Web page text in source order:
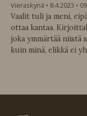
Vieraskynä 8.4.2023
Vaalit tuli ja meni,
ottaa kantaa.
joka ymmärtää niistä
kuin minä, elikkä ei